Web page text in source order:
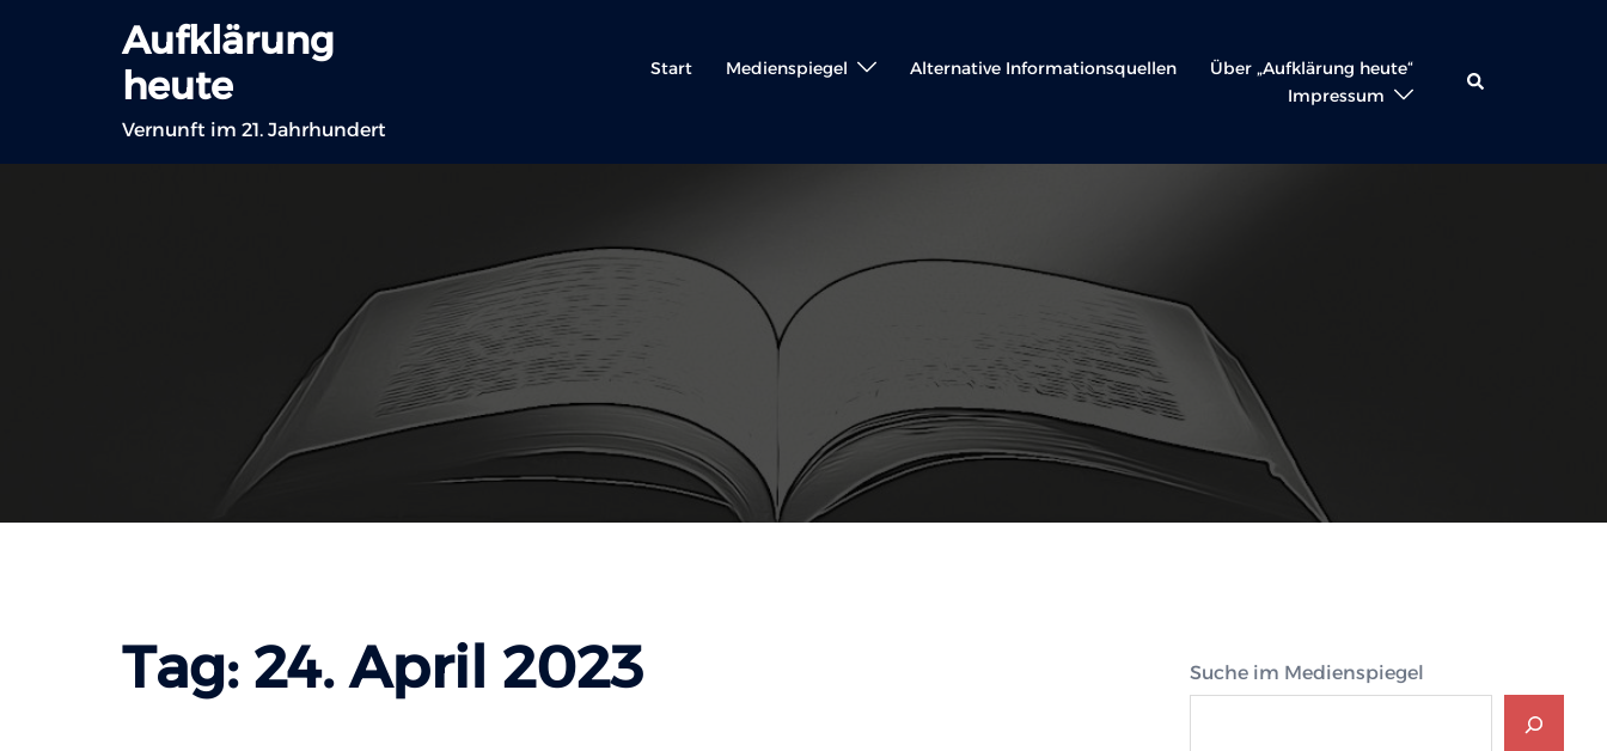
Aufklärung
heute
Vernunft im 21. Jahrhundert
Start Medienspiegel Alternative Informationsquellen
Über „Aufklärung heute“
Impressum
Suche
Tag: 24. April 2023 Suche im Medienspiegel